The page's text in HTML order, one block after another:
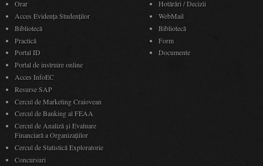
Orar
Acces Evidenţa Studenţilor
Bibliotecă
Practică
Portal ID
Portal de instruire online
Acces InfoEC
Resurse SAP
Cercul de Marketing Craiovean
Cercul de Banking al FEAA
Cercul de Analiză și Evaluare
Financiară a Organizațiilor
Cercul de Statistică Exploratorie
Concursuri
Hotărâri / Decizii
WebMail
Bibliotecă
Form
Documente